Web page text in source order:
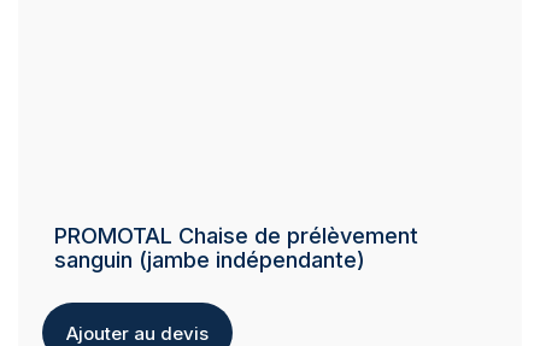
produit
PROMOTAL Chaise de prélèvement
sanguin (jambe indépendante)
Ajouter au devis